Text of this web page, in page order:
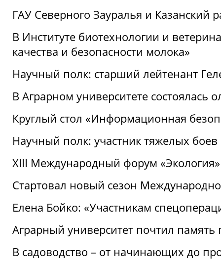
ГАУ Северного Зауралья и Казанский
В Институте биотехнологии и
качества и безопасности молока»
Научный полк: старший лейтенант
В Аграрном университете состоялась
Круглый стол «Информационная
Научный полк: участник тяжелых
XIII Международный форум
Стартовал новый сезон
Елена Бойко: «Участникам
Аграрный университет почтил
В садоводство – от начинающих до